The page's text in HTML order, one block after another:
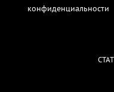
конфиденциальности